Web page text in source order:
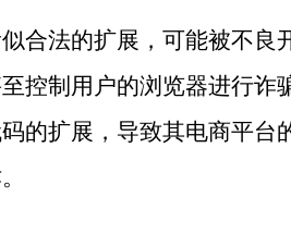
合法的扩展，可能被不良
控制用户的浏览器进行诈
的扩展，导致其电商平台